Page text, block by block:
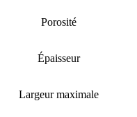
Porosité
Épaisseur
Largeur maximale